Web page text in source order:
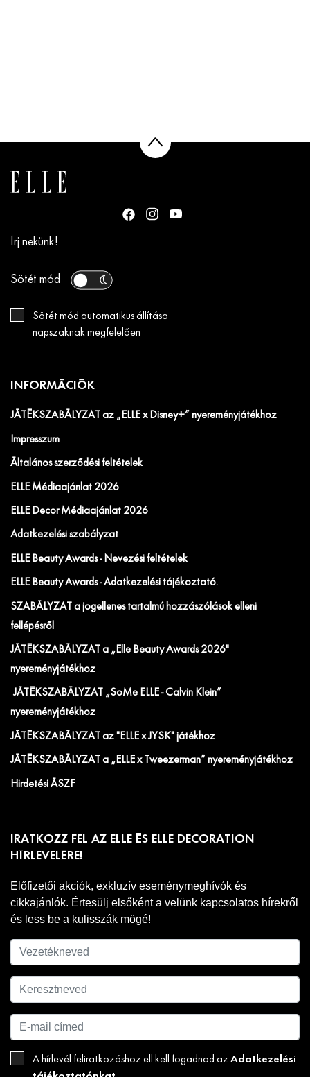
Írj nekünk!
Sötét mód
Sötét mód automatikus állítása
napszaknak megfelelően
INFORMÁCIÓK
JÁTÉKSZABÁLYZAT az „ELLE x Disney+” nyereményjátékhoz
Impresszum
Általános szerződési feltételek
ELLE Médiaajánlat 2026
ELLE Decor Médiaajánlat 2026
Adatkezelési szabályzat
ELLE Beauty Awards - Nevezési feltételek
ELLE Beauty Awards - Adatkezelési tájékoztató.
SZABÁLYZAT a jogellenes tartalmú hozzászólások elleni
fellépésről
JÁTÉKSZABÁLYZAT a „Elle Beauty Awards 2026"
nyereményjátékhoz
JÁTÉKSZABÁLYZAT „SoMe ELLE - Calvin Klein”
nyereményjátékhoz
JÁTÉKSZABÁLYZAT az "ELLE x JYSK" játékhoz
JÁTÉKSZABÁLYZAT a „ELLE x Tweezerman” nyereményjátékhoz
Hirdetési ÁSZF
IRATKOZZ FEL AZ ELLE ÉS ELLE DECORATION
HÍRLEVELÉRE!
Előfizetői akciók, exkluzív eseménymeghívók és
cikkajánlók. Értesülj elsőként a velünk kapcsolatos hírekről
és less be a kulisszák mögé!
A hírlevél feliratkozáshoz ell kell fogadnod az Adatkezelési